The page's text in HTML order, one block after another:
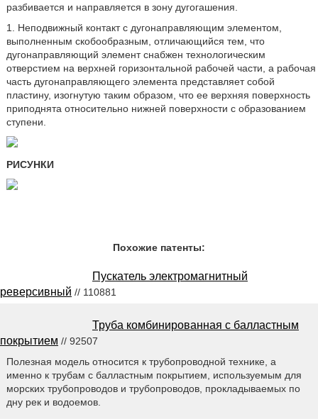
разбивается и направляется в зону дугогашения.
1. Неподвижный контакт с дугонаправляющим элементом,
выполненным скобообразным, отличающийся тем, что
дугонаправляющий элемент снабжен технологическим
отверстием на верхней горизонтальной рабочей части, а рабочая
часть дугонаправляющего элемента представляет собой
пластину, изогнутую таким образом, что ее верхняя поверхность
приподнята относительно нижней поверхности с образованием
ступени.
РИСУНКИ
Похожие патенты:
Пускатель электромагнитный
реверсивный // 110881
Труба комбинированная с балластным
покрытием // 92507
Полезная модель относится к трубопроводной технике, а
именно к трубам с балластным покрытием, используемым для
морских трубопроводов и трубопроводов, прокладываемых по
дну рек и водоемов.